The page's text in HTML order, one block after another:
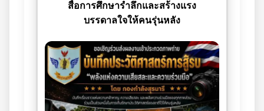
สื่อการศึกษารำลึกและสร้างแรง
บรรดาลใจให้คนรุ่นหลัง